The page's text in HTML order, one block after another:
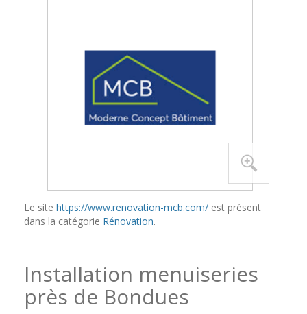
Le site https://www.renovation-mcb.com/ est présent
dans la catégorie Rénovation.
Installation menuiseries
près de Bondues